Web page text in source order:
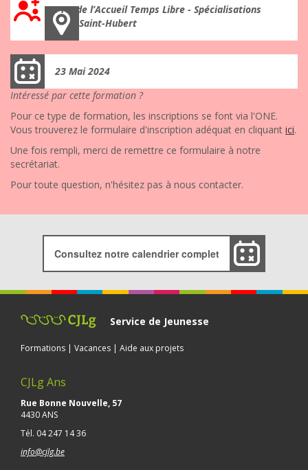
Pro. de l’Accueil Temps Libre - Spécialisations
Saint-Hubert
23 Mai 2024
Intéressé par cette formation ?
Pour ce type de formation, les inscriptions se font via l'ONE.
Vous trouverez le formulaire d'inscription adéquat en cliquant ici.
Une fois rempli, merci de remettre ce formulaire à notre
secrétariat.
Pour toute question, n'hésitez pas à nous contacter.
Consultez notre calendrier complet
Service de Jeunesse
Formations | Vacances | Aide aux projets
CJLg Ans
Rue Bonne Nouvelle, 57
4430 ANS
Tél. 04 247 14 36
info@cjlg.be